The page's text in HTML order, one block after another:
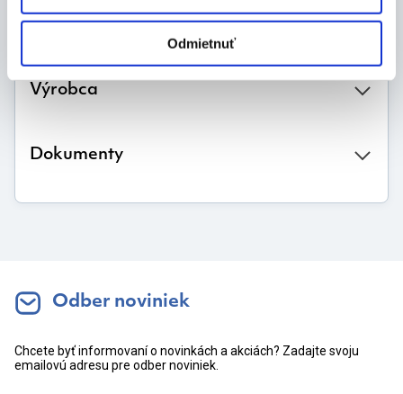
Odmietnuť
Výrobca
Dokumenty
Odber noviniek
Chcete byť informovaní o novinkách a akciách? Zadajte svoju
emailovú adresu pre odber noviniek.